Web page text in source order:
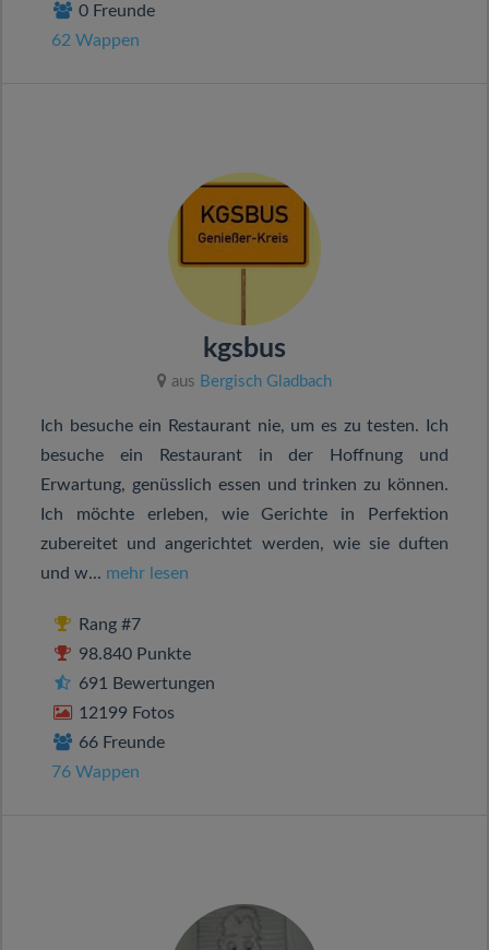
0 Freunde
62 Wappen
kgsbus
aus Bergisch Gladbach
Ich besuche ein Restaurant nie, um es zu testen. Ich
besuche ein Restaurant in der Hoffnung und
Erwartung, genüsslich essen und trinken zu können.
Ich möchte erleben, wie Gerichte in Perfektion
zubereitet und angerichtet werden, wie sie duften
und w... mehr lesen
Rang #7
98.840 Punkte
691 Bewertungen
12199 Fotos
66 Freunde
76 Wappen